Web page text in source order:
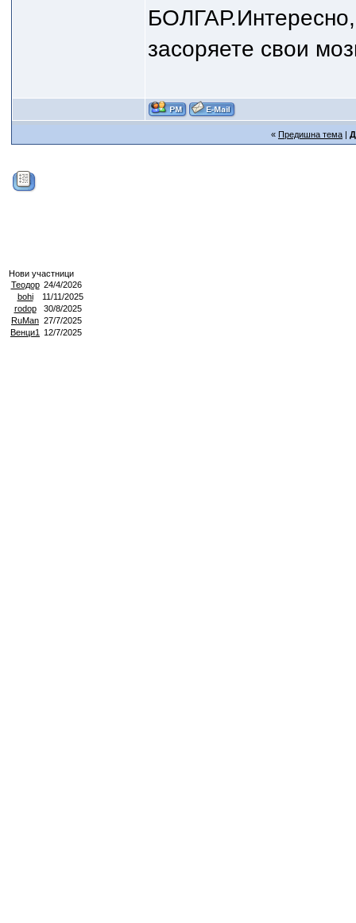
засоряете свои
« Предишна тема|
Нови участници
Теодор 24/4/2026
bohi
11/11/2025
rodop
30/8/2025
RuMan 27/7/2025
Венци1
12/7/2025